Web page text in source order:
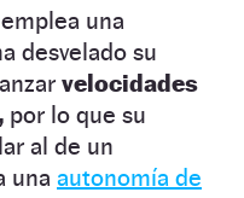
una
desvelado su
velocidades
por lo que su
al de un
una autonomía de